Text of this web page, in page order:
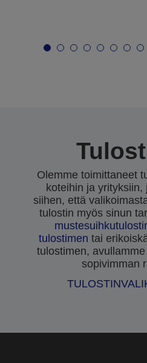
Olemme toimittaneet
koteihin ja
siihen, että
tulostin myös sinun
tulostimen tai
tulostimen,
sopivimman